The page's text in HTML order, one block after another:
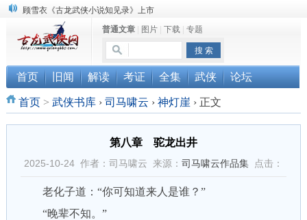
顾雪衣《古龙武侠小说知见录》上市
“武侠书库”查缺补漏活动圆满结束
《古龙小说原貌探究》修订版已上市
普通文章| 图片| 下载| 专题
首页 旧闻 解读 考证 全集 武侠 论坛
首页> 武侠书库 › 司马啸云 › 神灯崖 ›正文
第八章 驼龙出井
2025-10-24 作者：司马啸云 来源： 司马啸云作品集点击：
老化子道：“你可知道来人是谁？”
“晚辈不知。”